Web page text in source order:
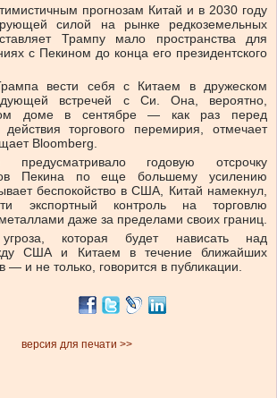
прогнозам Китай и в 2030 году
силой на рынке редкоземельных
Трампу мало пространства для
с Пекином до конца его президентского
вести себя с Китаем в дружеском
встречей с Си. Она, вероятно,
доме в сентябре — как раз перед
торгового перемирия, отмечает
Bloomberg.
предусматривало годовую отсрочку
Пекина по еще большему усилению
беспокойство в США, Китай намекнул,
экспортный контроль на торговлю
даже за пределами своих границ.
которая будет нависать над
США и Китаем в течение ближайших
— и не только, говорится в публикации.
версия для печати >>